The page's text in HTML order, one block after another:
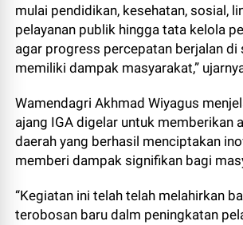
mulai pendidikan, kesehatan, sosial,
pelayanan publik hingga tata kelola
agar progress percepatan berjalan di
memiliki dampak masyarakat,”
Wamendagri Akhmad Wiyagus
ajang IGA digelar untuk memberikan
daerah yang berhasil menciptakan
memberi dampak signifikan bagi
“Kegiatan ini telah telah melahirkan
terobosan baru dalm peningkatan